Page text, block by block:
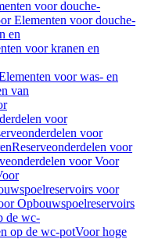
voor douche-
Elementen voor douche-
en
voor kranen en
voor was- en
van
voor
voor
Reserveonderdelen voor
voor Voor
voor
Opbouwspoelreservoirs
de wc-
op de wc-potVoor hoge